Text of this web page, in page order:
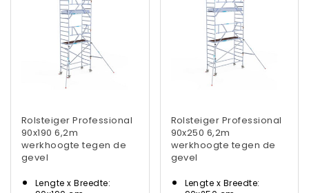
Rolsteiger Professional
90x190 6,2m
werkhoogte tegen de
gevel
Lengte x Breedte:
Rolsteiger Professional
90x250 6,2m
werkhoogte tegen de
gevel
Lengte x Breedte: